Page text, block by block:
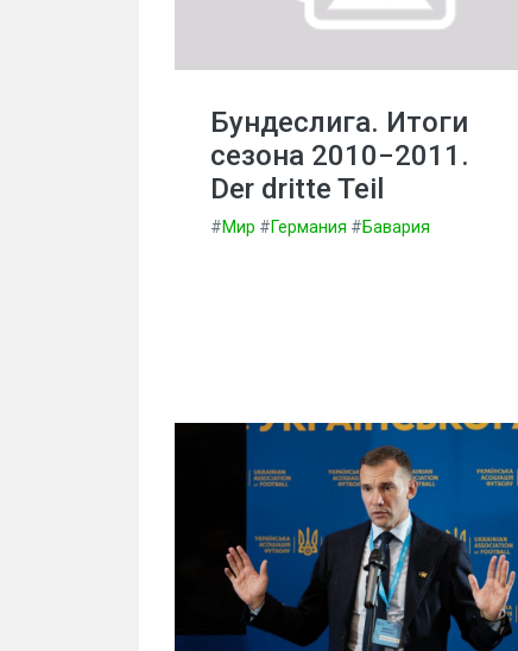
Бундеслига. Итоги
сезона 2010−2011.
Der dritte Teil
#Мир #Германия #Бавария